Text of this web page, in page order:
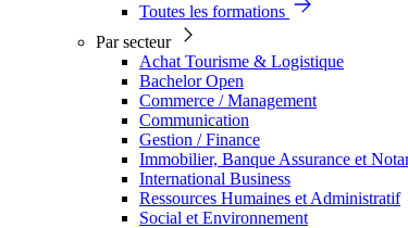
Toutes les formations
Par secteur
Achat Tourisme & Logistique
Bachelor Open
Commerce / Management
Communication
Gestion / Finance
Immobilier, Banque Assurance et
International Business
Ressources Humaines et Administratif
Social et Environnement